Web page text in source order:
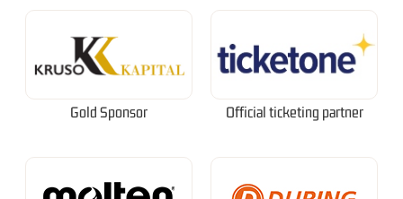
Gold Sponsor Official ticketing partner